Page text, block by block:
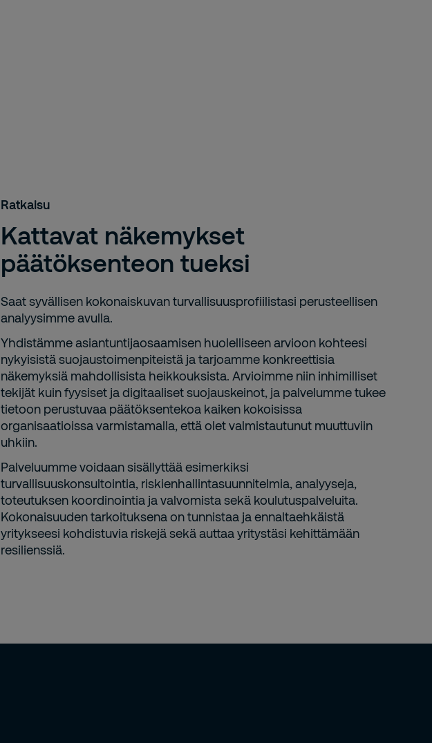
Ratkaisu
Kattavat näkemykset
päätöksenteon tueksi
Saat syvällisen kokonaiskuvan turvallisuusprofiilistasi perusteellisen
analyysimme avulla.
Yhdistämme asiantuntijaosaamisen huolelliseen arvioon kohteesi
nykyisistä suojaustoimenpiteistä ja tarjoamme konkreettisia
näkemyksiä mahdollisista heikkouksista. Arvioimme niin inhimilliset
tekijät kuin fyysiset ja digitaaliset suojauskeinot, ja palvelumme tukee
tietoon perustuvaa päätöksentekoa kaiken kokoisissa
organisaatioissa varmistamalla, että olet valmistautunut muuttuviin
uhkiin.
Palveluumme voidaan sisällyttää esimerkiksi
turvallisuuskonsultointia, riskienhallintasuunnitelmia, analyyseja,
toteutuksen koordinointia ja valvomista sekä koulutuspalveluita.
Kokonaisuuden tarkoituksena on tunnistaa ja ennaltaehkäistä
yritykseesi kohdistuvia riskejä sekä auttaa yritystäsi kehittämään
resilienssiä.